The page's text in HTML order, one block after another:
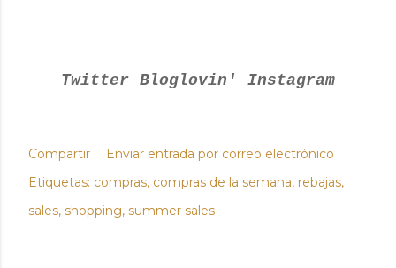
Twitter Bloglovin' Instagram
Compartir
Enviar entrada por correo electrónico
Etiquetas: compras compras de la semana rebajas
sales shopping summer sales